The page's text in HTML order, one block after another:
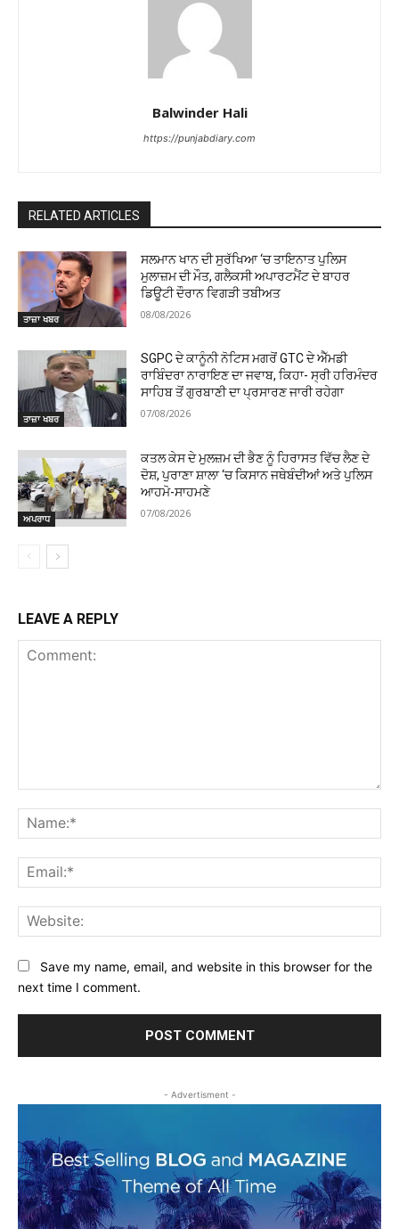
Balwinder Hali
https://punjabdiary.com
RELATED ARTICLES
ਤਾਜ਼ਾ ਖਬਰ
ਸਲਮਾਨ ਖਾਨ ਦੀ ਸੁਰੱਖਿਆ ‘ਚ ਤਾਇਨਾਤ ਪੁਲਿਸ
ਮੁਲਾਜ਼ਮ ਦੀ ਮੌਤ, ਗਲੈਕਸੀ ਅਪਾਰਟਮੈਂਟ ਦੇ ਬਾਹਰ
ਡਿਊਟੀ ਦੌਰਾਨ ਵਿਗੜੀ ਤਬੀਅਤ
08/08/2026
ਤਾਜ਼ਾ ਖਬਰ
SGPC ਦੇ ਕਾਨੂੰਨੀ ਨੋਟਿਸ ਮਗਰੋਂ GTC ਦੇ ਐੱਮਡੀ
ਰਾਬਿੰਦਰਾ ਨਾਰਾਇਣ ਦਾ ਜਵਾਬ, ਕਿਹਾ- ਸ੍ਰੀ ਹਰਿਮੰਦਰ
ਸਾਹਿਬ ਤੋਂ ਗੁਰਬਾਣੀ ਦਾ ਪ੍ਰਸਾਰਣ ਜਾਰੀ ਰਹੇਗਾ
07/08/2026
ਅਪਰਾਧ
ਕਤਲ ਕੇਸ ਦੇ ਮੁਲਜ਼ਮ ਦੀ ਭੈਣ ਨੂੰ ਹਿਰਾਸਤ ਵਿੱਚ ਲੈਣ ਦੇ
ਦੋਸ਼, ਪੁਰਾਣਾ ਸ਼ਾਲਾ ‘ਚ ਕਿਸਾਨ ਜਥੇਬੰਦੀਆਂ ਅਤੇ ਪੁਲਿਸ
ਆਹਮੋ-ਸਾਹਮਣੇ
07/08/2026
LEAVE A REPLY
Save my name, email, and website in this browser for the
next time I comment.
- Advertisment -